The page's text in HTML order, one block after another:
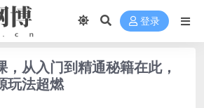
登录
，从入门到精通秘籍在此，
玩法超燃